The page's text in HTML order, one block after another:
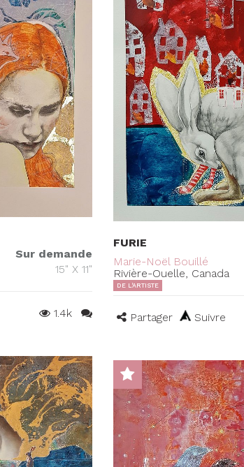
Sur demande
15" X 11"
1.4k
FURIE
Marie-Noël Bouillé
Rivière-Ouelle, Canada
DE L'ARTISTE
Partager Suivre